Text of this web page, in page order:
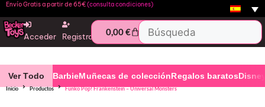
Envío Gratis a partir de 65€(consulta condiciones)
Acceder Registro 0,00€
Ver Todo BarbieMuñecas de colecciónRegalos baratos
Inicio Productos Funko Pop!​ Frankenstein​ – Universal Monsters